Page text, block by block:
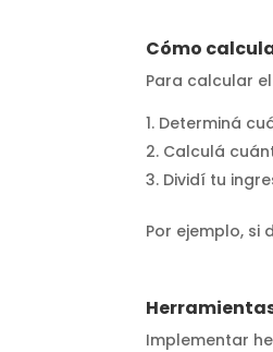
Cómo
Para calcular
Determiná
Calculá
Dividí tu
Por ejemplo, si
Implementar